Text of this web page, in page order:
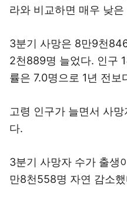
라와 비교하면 매우 낮
3분기 사망은 8만9천
2천889명 늘었다. 인구
률은 7.0명으로 1년 전
고령 인구가 늘면서 사
다.
3분기 사망자 수가 출생
만8천558명 자연 감소